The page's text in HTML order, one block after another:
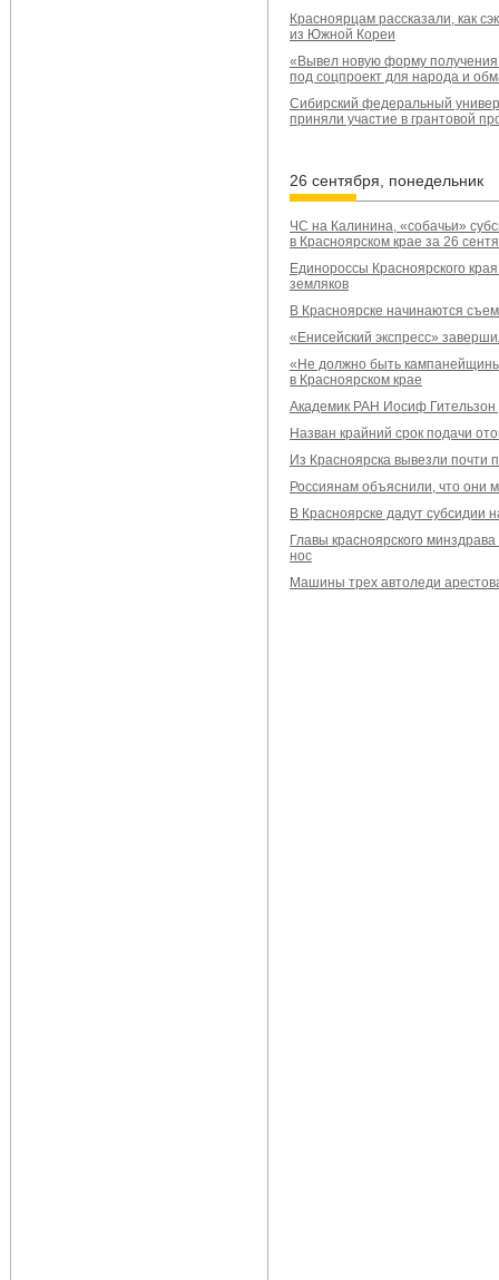
Красноярцам рассказали, как
из Южной Кореи
«Вывел новую форму
под соцпроект для народа и
Сибирский федеральный
приняли участие в грантовой
26 сентября, понедельник
ЧС на Калинина, «собачьи»
в Красноярском крае за 26
Единороссы Красноярского
земляков
В Красноярске начинаются
«Енисейский экспресс»
«Не должно быть
в Красноярском крае
Академик РАН Иосиф Гительзон
Назван крайний срок подачи
Из Красноярска вывезли почти
Россиянам объяснили, что они
В Красноярске дадут субсидии
Главы красноярского
нос
Машины трех автоледи